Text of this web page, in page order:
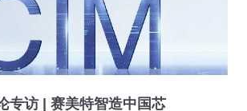
专访 | 赛美特智造中国芯